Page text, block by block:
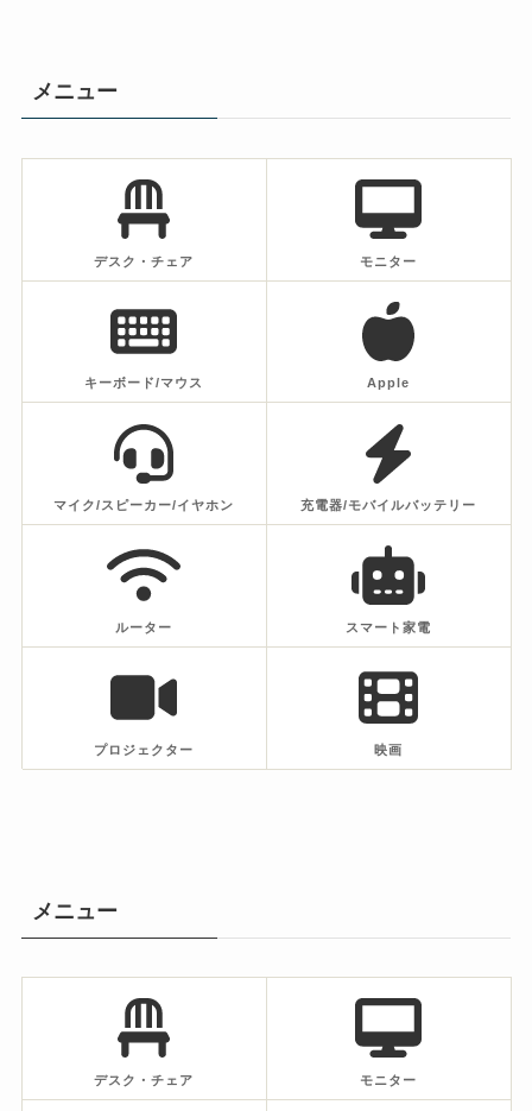
メニュー
デスク・チェア モニター
キーボード/マウス Apple
マイク/スピーカー/イヤホン 充電器/モバイルバッテリー
ルーター スマート家電
プロジェクター 映画
メニュー
デスク・チェア モニター